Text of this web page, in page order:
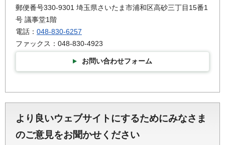
郵便番号330-9301 埼玉県さいたま市浦和区高砂三丁目15番1
号 議事堂1階
電話： 048-830-6257
ファックス：048-830-4923
お問い合わせフォーム
より良いウェブサイトにするためにみなさま
のご意見をお聞かせください